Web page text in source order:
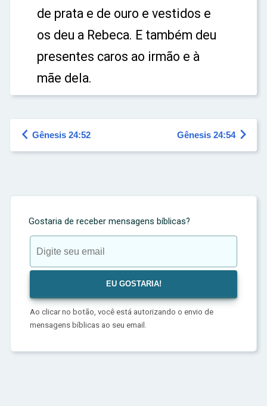
de prata e de ouro e vestidos e
os deu a Rebeca. E também deu
presentes caros ao irmão e à
mãe dela.
 Gênesis 24:52 Gênesis 24:54 
Gostaria de receber mensagens bíblicas?
Ao clicar no botão, você está autorizando o envio de
mensagens bíblicas ao seu email.